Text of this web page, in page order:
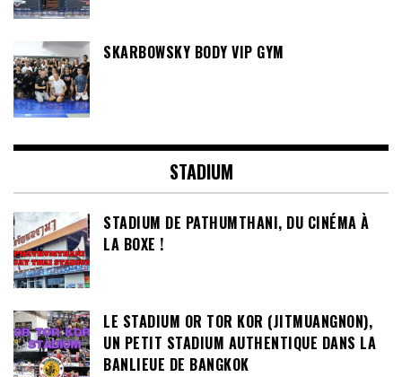
SKARBOWSKY BODY VIP GYM
STADIUM
STADIUM DE PATHUMTHANI, DU CINÉMA À
LA BOXE !
LE STADIUM OR TOR KOR (JITMUANGNON),
UN PETIT STADIUM AUTHENTIQUE DANS LA
BANLIEUE DE BANGKOK